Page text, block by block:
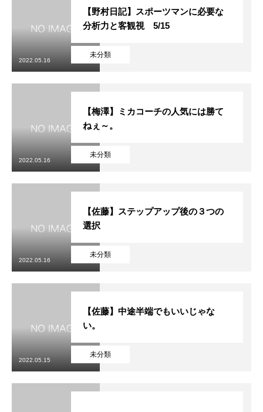
未分類
【野村日記】スポーツマンに必要な
分析力と客観視 5/15
2022.05.16
未分類
【梅澤】ミカコーチの人気には勝て
ねぇ～。
2022.05.16
未分類
【佐藤】ステップアップ後の３つの
選択
2022.05.16
未分類
【佐藤】中途半端でもいいじゃな
い。
2022.05.15